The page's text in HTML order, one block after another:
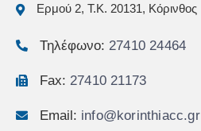
Ερμού 2, Τ.Κ. 20131, Κόρινθος
Τηλέφωνο: 27410 24464
Fax: 27410 21173
Email: info@korinthiacc.gr